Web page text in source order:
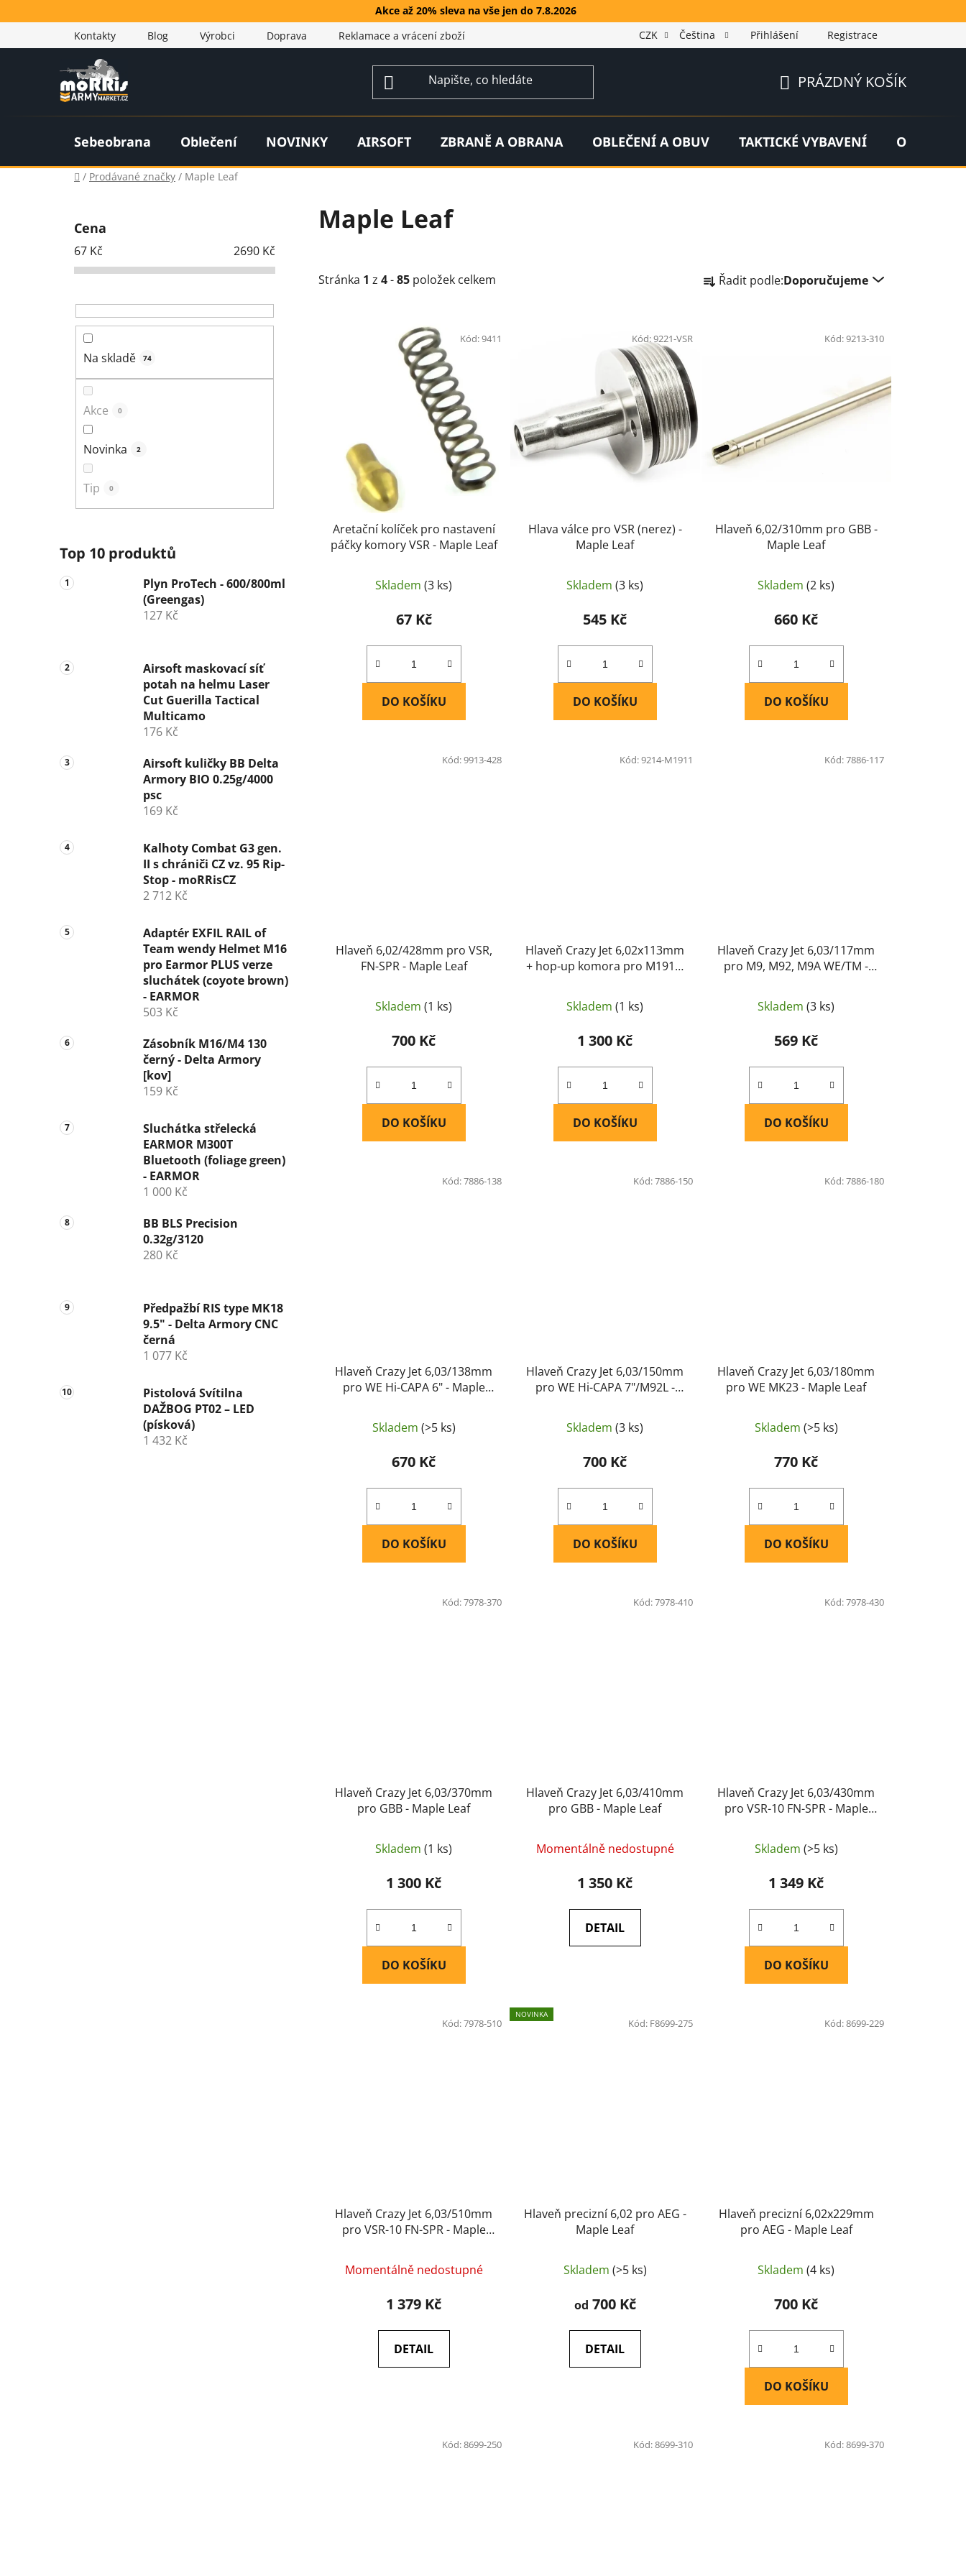
na
Akce až 20% sleva na vše jen do 7.8.2026
Kontakty
Blog Výrobci Doprava Reklamace a vrácení zboží CZK Čeština Přihlášení Registrace
KOŠÍK
PRÁZDNÝ KOŠÍK
Sebeobrana Oblečení NOVINKY AIRSOFT ZBRANĚ A OBRANA OBLEČENÍ A OBUV TAKTICKÉ VYBAVENÍ OUTDOOR
Domů
/ Prodávané značky / Maple Leaf
Cena
67 Kč 2690 Kč
Na skladě 74
Akce 0
Novinka 2
Tip 0
Top 10 produktů
Plyn ProTech - 600/800ml
(Greengas)
127 Kč
Airsoft maskovací síť
potah na helmu Laser
Cut Guerilla Tactical
Multicamo
176 Kč
Airsoft kuličky BB Delta
Armory BIO 0.25g/4000
psc
169 Kč
Kalhoty Combat G3 gen.
II s chrániči CZ vz. 95 Rip-
Stop - moRRisCZ
2 712 Kč
Adaptér EXFIL RAIL of
Team wendy Helmet M16
pro Earmor PLUS verze
sluchátek (coyote brown)
- EARMOR
503 Kč
Zásobník M16/M4 130
černý - Delta Armory
[kov]
159 Kč
Sluchátka střelecká
EARMOR M300T
Bluetooth (foliage green)
- EARMOR
1 000 Kč
BB BLS Precision
0.32g/3120
280 Kč
Předpažbí RIS type MK18
9.5" - Delta Armory CNC
černá
1 077 Kč
Pistolová Svítilna
DAŽBOG PT02 – LED
(písková)
1 432 Kč
Maple Leaf
Stránka 1 z 4-85 položek celkem a
u
Řadit podle:Doporučujeme
Aretační kolíček pro nastavení
páčky komory VSR - Maple Leaf
Skladem(3 ks)
67 Kč
DO KOŠÍKU
Kód:9411
Hlava válce pro VSR (nerez) -
Maple Leaf
Skladem(3 ks)
545 Kč
DO KOŠÍKU
Kód:9221-VSR
Hlaveň 6,02/310mm pro GBB -
Maple Leaf
Skladem(2 ks)
660 Kč
DO KOŠÍKU
Kód:9213-310
Hlaveň 6,02/428mm pro VSR,
FN-SPR - Maple Leaf
Skladem(1 ks)
700 Kč
DO KOŠÍKU
Kód:9913-428
Hlaveň Crazy Jet 6,02x113mm
+ hop-up komora pro M1911,
Skladem(1 ks)
1 300 Kč
DO KOŠÍKU
Kód:9214-M1911
Hlaveň Crazy Jet 6,03/117mm
pro M9, M92, M9A WE/TM -
Skladem(3 ks)
569 Kč
DO KOŠÍKU
Kód:7886-117
Hlaveň Crazy Jet 6,03/138mm
pro WE Hi-CAPA 6" - Maple
Skladem (>5 ks)
670 Kč
DO KOŠÍKU
Kód:7886-138
Hlaveň Crazy Jet 6,03/150mm
pro WE Hi-CAPA 7"/M92L -
Skladem(3 ks)
700 Kč
DO KOŠÍKU
Kód:7886-150
Hlaveň Crazy Jet 6,03/180mm
pro WE MK23 - Maple Leaf
Skladem (>5 ks)
770 Kč
DO KOŠÍKU
Kód:7886-180
Hlaveň Crazy Jet 6,03/370mm
pro GBB - Maple Leaf
Skladem(1 ks)
1 300 Kč
DO KOŠÍKU
Kód:7978-370
Hlaveň Crazy Jet 6,03/410mm
pro GBB - Maple Leaf
Momentálně nedostupné
1 350 Kč
DETAIL
Kód:7978-410
Hlaveň Crazy Jet 6,03/430mm
pro VSR-10 FN-SPR - Maple
Skladem (>5 ks)
1 349 Kč
DO KOŠÍKU
Kód:7978-430
Hlaveň Crazy Jet 6,03/510mm
pro VSR-10 FN-SPR - Maple
Momentálně nedostupné
1 379 Kč
DETAIL
Kód:7978-510
NOVINKA
Hlaveň precizní 6,02 pro AEG -
Maple Leaf
Skladem (>5 ks)
od 700 Kč
DETAIL
Kód: F8699-275
Hlaveň precizní 6,02x229mm
pro AEG - Maple Leaf
Skladem(4 ks)
700 Kč
DO KOŠÍKU
Kód:8699-229
Kód:8699-250 Kód:8699-310 Kód:8699-370